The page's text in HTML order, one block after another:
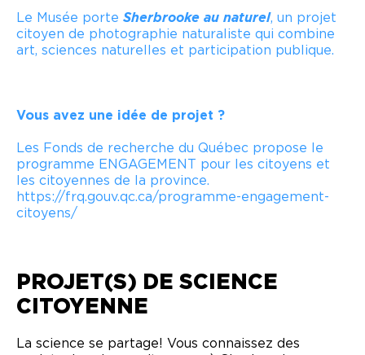
Le Musée porte Sherbrooke au naturel, un projet
citoyen de photographie naturaliste qui combine
art, sciences naturelles et participation publique.
Vous avez une idée de projet ?
Les Fonds de recherche du Québec propose le
programme ENGAGEMENT pour les citoyens et
les citoyennes de la province.
https://frq.gouv.qc.ca/programme-engagement-
citoyens/
PROJET(S) DE SCIENCE
CITOYENNE
La science se partage! Vous connaissez des